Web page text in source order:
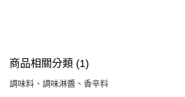
商品相關分類 (1)
調味料、調味淋醬、香辛料